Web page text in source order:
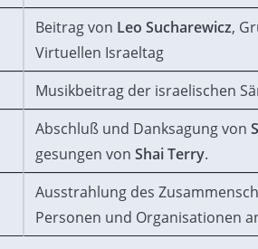
Beitrag von Leo Sucharewicz,
Virtuellen Israeltag
Musikbeitrag der israelischen
Abschluß und Danksagung von
gesungen von Shai Terry.
Ausstrahlung des
Personen und Organisationen